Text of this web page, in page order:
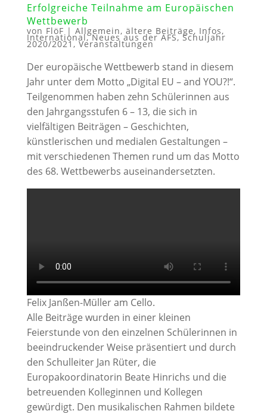
Erfolgreiche Teilnahme am Europäischen
Wettbewerb
von FlöF | Allgemein, ältere Beiträge, Infos,
International,Neues aus der AFS,Schuljahr
2020/2021,Veranstaltungen
Der europäische Wettbewerb stand in diesem
Jahr unter dem Motto „Digital EU – and YOU?!“.
Teilgenommen haben zehn Schülerinnen aus
den Jahrgangsstufen 6 – 13, die sich in
vielfältigen Beiträgen – Geschichten,
künstlerischen und medialen Gestaltungen –
mit verschiedenen Themen rund um das Motto
des 68. Wettbewerbs auseinandersetzten.
Felix Janßen-Müller am Cello.
Alle Beiträge wurden in einer kleinen
Feierstunde von den einzelnen Schülerinnen in
beeindruckender Weise präsentiert und durch
den Schulleiter Jan Rüter, die
Europakoordinatorin Beate Hinrichs und die
betreuenden Kolleginnen und Kollegen
gewürdigt. Den musikalischen Rahmen bildete